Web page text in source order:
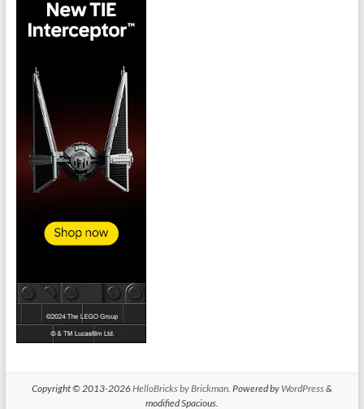
Copyright © 2013-2026HelloBricks by Brickman. Powered by WordPress&
modified Spacious.